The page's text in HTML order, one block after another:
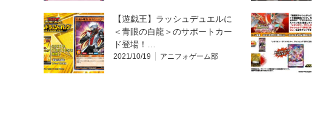
【遊戯王】ラッシュデュエルに
＜青眼の白龍＞のサポートカー
ド登場！…
2021/10/19 アニフォゲーム部